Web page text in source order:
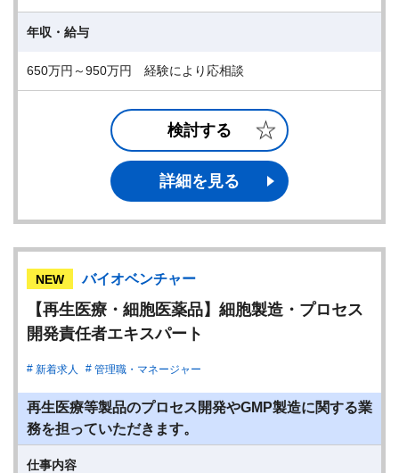
年収・給与
650万円～950万円 経験により応相談
検討する
詳細を見る
NEW バイオベンチャー
【再生医療・細胞医薬品】細胞製造・プロセス
開発責任者エキスパート
新着求人 管理職・マネージャー
再生医療等製品のプロセス開発やGMP製造に関する業
務を担っていただきます。
仕事内容